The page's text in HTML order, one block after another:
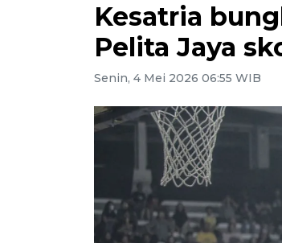
Kesatria
Pelita Jaya
Senin, 4 Mei 2026 06:55 WIB